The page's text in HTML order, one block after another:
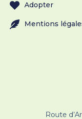
Adopter
Mentions
Route